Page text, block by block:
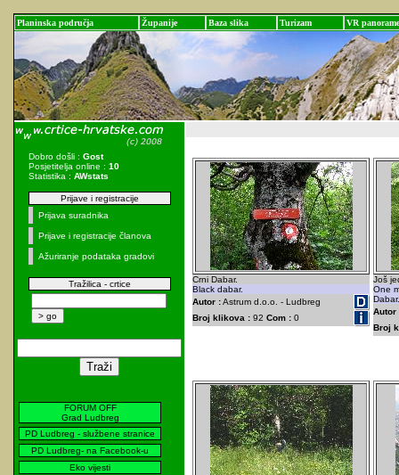
Planinska područja Županije Baza slika Turizam VR panorame
Dobro došli : Gost
Posjetitelja online : 10
Statistika : AWstats
Prijave i registracije
Prijava suradnika
Prijave i registracije članova
Ažuriranje podataka gradovi
Tražilica - crtice
FORUM OFF
Grad Ludbreg
PD Ludbreg - službene stranice
PD Ludbreg- na Facebook-u
Eko vijesti
Crni Dabar.
Black dabar.
Autor :Astrum d.o.o. - Ludbreg
Broj klikova : 92 Com : 0
Još
One
Dabar.
Autor
Broj